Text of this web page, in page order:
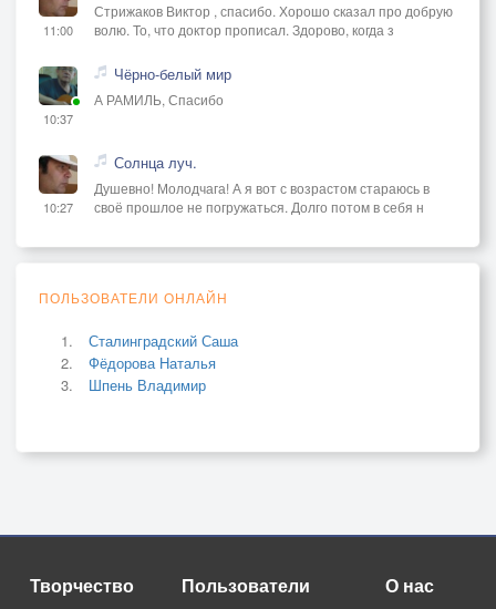
11:00
Стрижаков Виктор , спасибо. Хорошо сказал про добрую
волю. То, что доктор прописал. Здорово, когда з
10:37
Чёрно-белый мир
А РАМИЛЬ, Спасибо
10:27
Солнца луч.
Душевно! Молодчага! А я вот с возрастом стараюсь в
своё прошлое не погружаться. Долго потом в себя н
ПОЛЬЗОВАТЕЛИ ОНЛАЙН
Сталинградский Саша
Фёдорова Наталья
Шпень Владимир
Творчество Пользователи О нас